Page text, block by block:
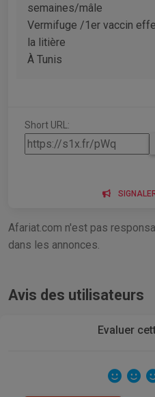
semaines/mâle
Vermifuge /1er vaccin
la litière
À Tunis
Short URL:
Afariat.com n'est pas
dans les annonces.
Avis des utilisateurs
Evaluer